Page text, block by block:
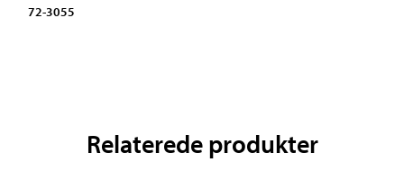
72-3055
Relaterede produkter